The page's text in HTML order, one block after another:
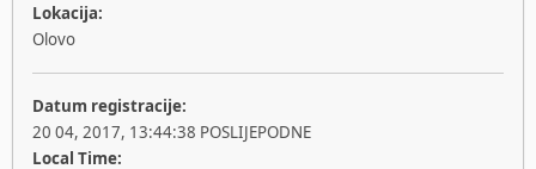
Lokacija:
Olovo
Datum registracije:
20 04, 2017, 13:44:38 POSLIJEPODNE
Local Time: